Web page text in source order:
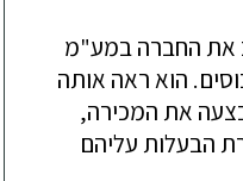
את החברה במע"מ
הוא ראה אותה
את המכירה,
הבעלות עליהם